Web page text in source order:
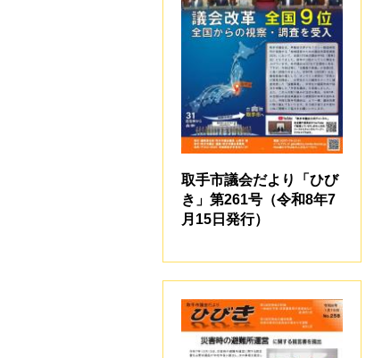
取手市議会だより「ひび
き」第261号（令和8年7
月15日発行）